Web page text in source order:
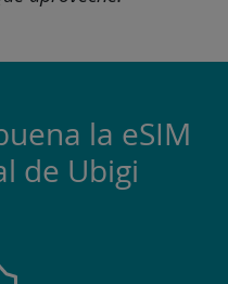
la eSIM
de Ubigi